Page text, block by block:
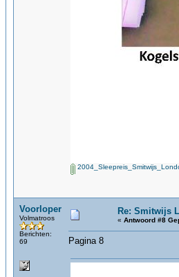
Voorloper
Volmatroos
Berichten:
69
Re: Smitwijs
« Antwoord #8
Pagina 8